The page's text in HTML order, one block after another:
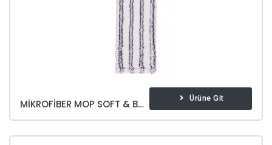
MIKROFIBER MOP SOFT & BRITE Ürüne Git